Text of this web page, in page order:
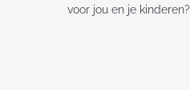
voor jou en je kinderen?